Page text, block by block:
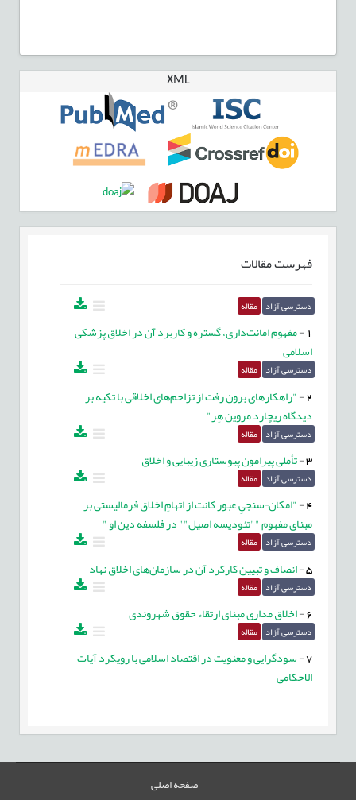
XML
فهرست مقالات
دسترسی آزاد مقاله
-مفهوم امانت‌داری، گستره و کاربرد آن در اخلاق پزشکی
اسلامی
دسترسی آزاد مقاله
2
-"راهکارهای برون رفت از تزاحم‌های اخلاقی با تکیه بر
دیدگاه ریچارد مروین هِر"
دسترسی آزاد مقاله
3
-تأملی پیرامون پیوستاری زیبایی و اخلاق
دسترسی آزاد مقاله
4
-"امکان¬سنجیِ عبور کانت از اتهامِ اخلاق فرمالیستی بر
مبنای مفهوم ""تئودیسه اصیل"" در فلسفه دین او "
دسترسی آزاد مقاله
5
-انصاف و تبیین کارکرد آن در سازمان‌های اخلاق نهاد
دسترسی آزاد مقاله
6
-اخلاق مداری مبنای ارتقاء حقوق شهروندی
دسترسی آزاد مقاله
7
-سودگرایی و معنویت در اقتصاد اسلامی با رویکرد آیات
الاحکامی
صفحه اصلی